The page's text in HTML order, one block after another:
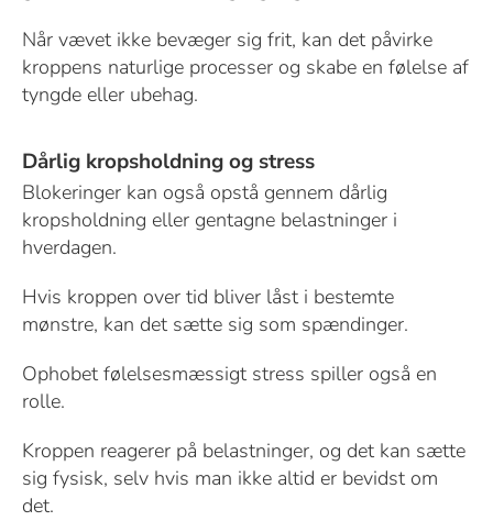
Når vævet ikke bevæger sig frit, kan det påvirke
kroppens naturlige processer og skabe en følelse af
tyngde eller ubehag.
Dårlig kropsholdning og stress
Blokeringer kan også opstå gennem dårlig
kropsholdning eller gentagne belastninger i
hverdagen.
Hvis kroppen over tid bliver låst i bestemte
mønstre, kan det sætte sig som spændinger.
Ophobet følelsesmæssigt stress spiller også en
rolle.
Kroppen reagerer på belastninger, og det kan sætte
sig fysisk, selv hvis man ikke altid er bevidst om
det.